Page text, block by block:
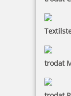
trodat
NORIS